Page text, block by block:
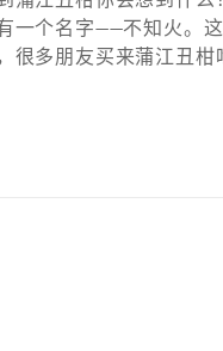
一个名字——不知火。
很多朋友买来蒲江丑